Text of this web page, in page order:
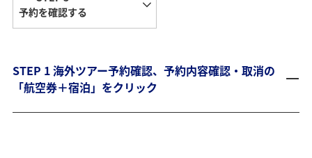
予約を確認する
STEP 1 海外ツアー予約確認、予約内容確認・取消の
「航空券＋宿泊」をクリック